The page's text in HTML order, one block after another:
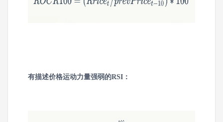
有描述价格运动力量强弱的RSI：